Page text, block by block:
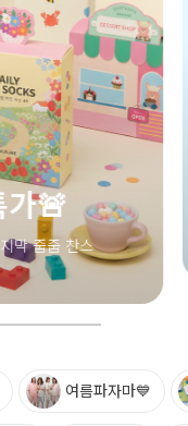
여름파자마💙